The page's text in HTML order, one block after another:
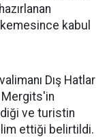
kabul
Dış Hatlar
Mergits'in
ve turistin
ettiği belirtildi.